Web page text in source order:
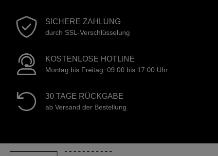
SICHERE ZAHLUNG
durch SSL-Verschlüsselung
KOSTENLOSE HOTLINE
Montag bis Freitag: 09:00 bis 17:00 Uhr
30 TAGE RÜCKGABE
ab Versand der Bestellung